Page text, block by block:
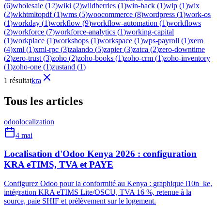
(6)wholesale (12)wiki (2)wildberries (1)win-back (1)wip (1)wix
(2)wkhtmltopdf(1)wms (5)woocommerce (8)wordpress (1)work-os
(1)workday (1)workflow (9)workflow-automation (1)workflows
(2)workforce (7)workforce-analytics (1)working-capital
(1)workplace (1)workshops (1)workspace (1)wps-payroll (1)xero
(4)xml (1)xml-rpc (3)zalando (5)zapier(3)zatca (2)zero-downtime
(2)zero-trust (3)zoho (2)zoho-books (1)zoho-crm (1)zoho-inventory
(1)zoho-one (1)zustand (1)
1 résultatkra
Tous les articles
odoolocalization
4 mai
Localisation d'Odoo Kenya 2026 : configuration
KRA eTIMS, TVA et PAYE
Configurez Odoo pour la conformité au Kenya : graphique l10n_ke,
intégration KRA eTIMS Lite/OSCU, TVA 16 %, retenue à la
source, paie SHIF et prélèvement sur le logement.